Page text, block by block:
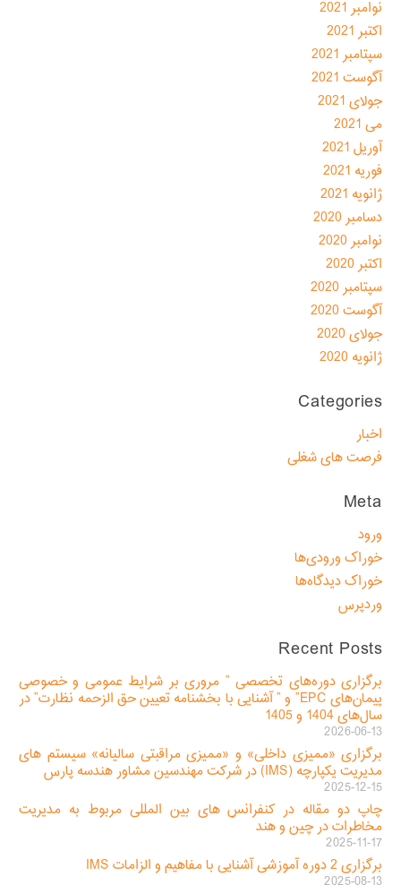
نوامبر 2021
اکتبر 2021
سپتامبر 2021
آگوست 2021
جولای 2021
می 2021
آوریل 2021
فوریه 2021
ژانویه 2021
دسامبر 2020
نوامبر 2020
اکتبر 2020
سپتامبر 2020
آگوست 2020
جولای 2020
ژانویه 2020
Categories
اخبار
فرصت های شغلی
Meta
ورود
خوراک ورودی‌ها
خوراک دیدگاه‌ها
وردپرس
Recent Posts
برگزاری دوره‌های تخصصی ” مروری بر شرایط عمومی و خصوصی
پیمان‌های EPC” و ” آشنایی با بخشنامه تعیین حق الزحمه نظارت” در
سال‌های 1404 و 1405
2026-06-13
برگزاری «ممیزی داخلی» و «ممیزی مراقبتی سالیانه» سیستم های
مدیریت یکپارچه (IMS) در شرکت مهندسین مشاور هندسه پارس
2025-12-15
چاپ دو مقاله در کنفرانس های بین المللی مربوط به مدیریت
مخاطرات در چین و هند
2025-11-17
برگزاری 2 دوره آموزشی آشنایی با مفاهیم و الزامات IMS
2025-08-13